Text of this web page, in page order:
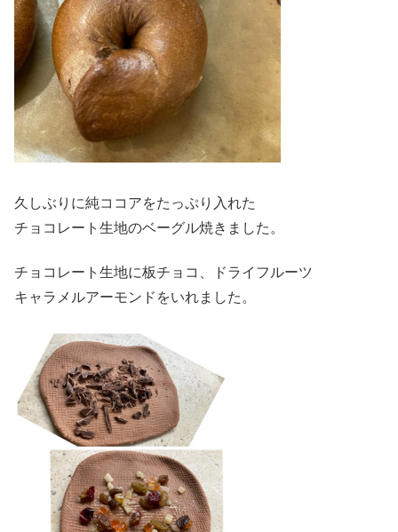
久しぶりに純ココアをたっぷり入れた
チョコレート生地のベーグル焼きました。
チョコレート生地に板チョコ、ドライフルーツ
キャラメルアーモンドをいれました。